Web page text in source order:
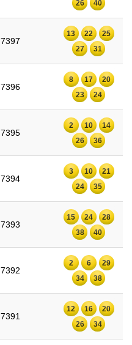
26
40
7397
13 22
25
27
31
7396
8 17
20
23
24
7395
2 10
14
26
36
7394
3 10
21
24
35
7393
15 24
28
38
40
7392
2 6
29
34
38
7391
12 16
20
26
34